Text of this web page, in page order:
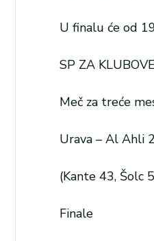
U finalu će od
SP ZA KLUBOVE
Meč za treće
Urava – Al Ahli
(Kante 43, Šolc
Finale